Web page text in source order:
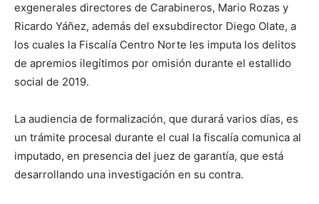
exgenerales directores de Carabineros, Mario Rozas y
Ricardo Yáñez, además del exsubdirector Diego Olate, a
los cuales la Fiscalía Centro Norte les imputa los delitos
de apremios ilegítimos por omisión durante el estallido
social de 2019.
La audiencia de formalización, que durará varios días, es
un trámite procesal durante el cual la fiscalía comunica al
imputado, en presencia del juez de garantía, que está
desarrollando una investigación en su contra.